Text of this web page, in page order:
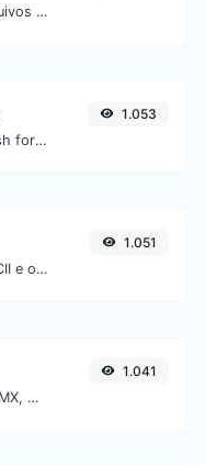
Converta facilmente arquivos de imagem JPG para PNG.
Generate a SHA-512 hash for any string input.
1.053
Converta texto para ASCII e o contrário para qualquer entrada de string.
1.051
Find A, AAAA, CNAME, MX, NS, TXT, SOA DNS records of a host.
1.041